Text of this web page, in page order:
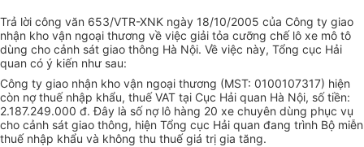
Trả lời công văn 653/VTR-XNK ngày 18/10/2005 của Công ty giao
nhận kho vận ngoại thương về việc giải tỏa cưỡng chế lô xe mô tô
dùng cho cảnh sát giao thông Hà Nội. Về việc này, Tổng cục Hải
quan có ý kiến như sau:
Công ty giao nhận kho vận ngoại thương (MST: 0100107317) hiện
còn nợ thuế nhập khẩu, thuế VAT tại Cục Hải quan Hà Nội, số tiền:
2.187.249.000 đ. Đây là số nợ lô hàng 20 xe chuyên dùng phục vụ
cho cảnh sát giao thông, hiện Tổng cục Hải quan đang trình Bộ miễn
thuế nhập khẩu và không thu thuế giá trị gia tăng.